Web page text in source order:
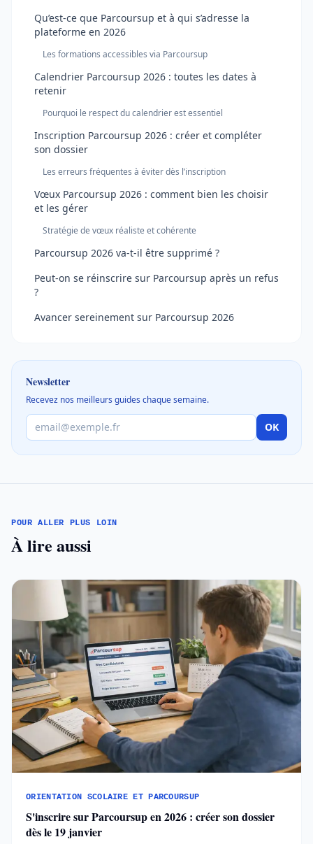
Qu’est-ce que Parcoursup et à qui s’adresse la
plateforme en 2026
Les formations accessibles via Parcoursup
Calendrier Parcoursup 2026 : toutes les dates à
retenir
Pourquoi le respect du calendrier est essentiel
Inscription Parcoursup 2026 : créer et compléter
son dossier
Les erreurs fréquentes à éviter dès l’inscription
Vœux Parcoursup 2026 : comment bien les choisir
et les gérer
Stratégie de vœux réaliste et cohérente
Parcoursup 2026 va-t-il être supprimé ?
Peut-on se réinscrire sur Parcoursup après un refus
?
Avancer sereinement sur Parcoursup 2026
Newsletter
Recevez nos meilleurs guides chaque semaine.
OK
POUR ALLER PLUS LOIN
À lire aussi
ORIENTATION SCOLAIRE ET PARCOURSUP
S'inscrire sur Parcoursup en 2026 : créer son dossier
dès le 19 janvier